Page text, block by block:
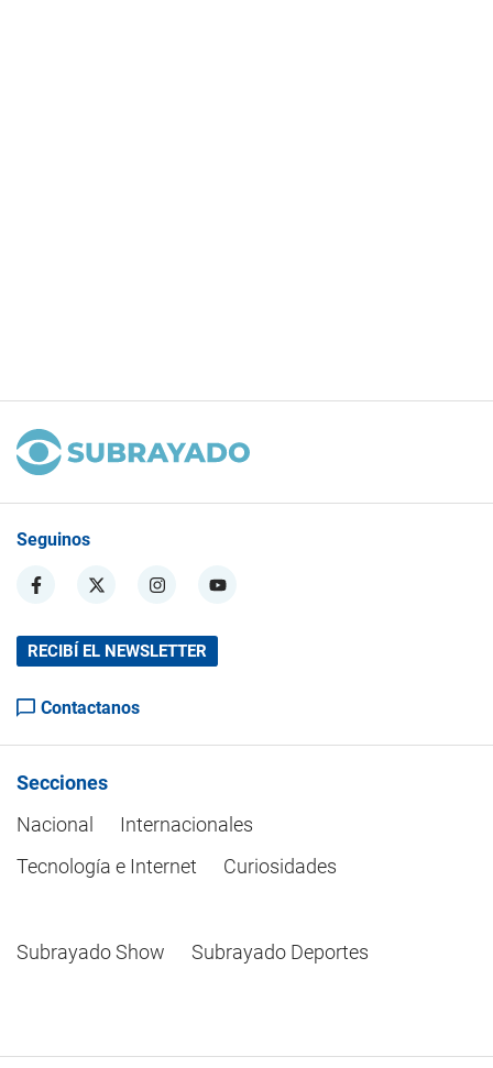
Seguinos
RECIBÍ EL NEWSLETTER
Contactanos
Secciones
Nacional
Internacionales
Tecnología e Internet
Curiosidades
Subrayado Show Subrayado Deportes